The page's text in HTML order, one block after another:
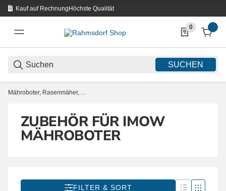
Kauf auf RechnungHöchste Qualität
SUCHEN
0
0 Produkte in
Mähroboter, Rasenmäher, Aufsitzmäher und Rasenl...
ZUBEHÖR FÜR IMOW
MÄHROBOTER
FILTER & SORT